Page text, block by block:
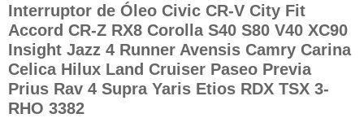
Interruptor de Óleo Civic CR-V City Fit
Accord CR-Z RX8 Corolla S40 S80 V40 XC90
Insight Jazz 4 Runner Avensis Camry Carina
Celica Hilux Land Cruiser Paseo Previa
Prius Rav 4 Supra Yaris Etios RDX TSX 3-
RHO 3382